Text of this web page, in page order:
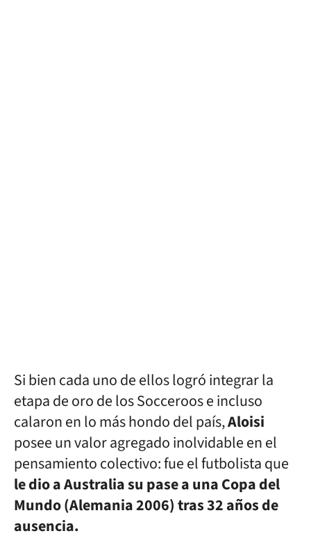
Si bien cada uno de ellos logró integrar la
etapa de oro de los Socceroos e incluso
calaron en lo más hondo del país,Aloisi
posee un valor agregado inolvidable en el
pensamiento colectivo: fue el futbolista que
le dio a Australia su pase a una Copa del
Mundo (Alemania 2006) tras 32 años de
ausencia.